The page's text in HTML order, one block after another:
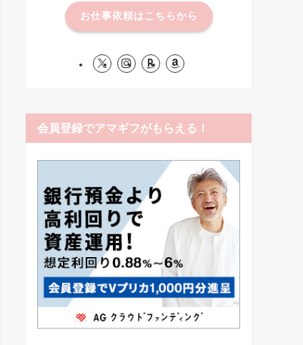
お仕事依頼はこちらから
会員登録でアマギフがもらえる！